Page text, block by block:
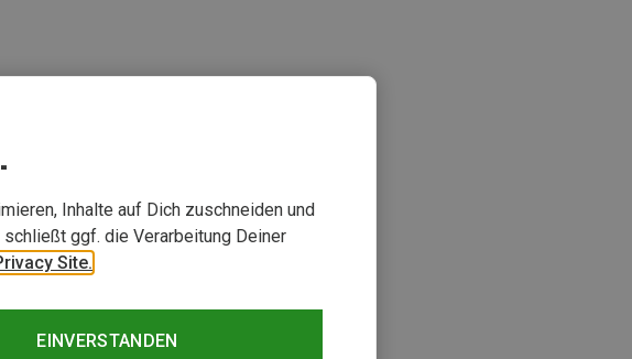
Inhalte auf Dich zuschneiden und
ggf. die Verarbeitung Deiner
Site.
EINVERSTANDEN